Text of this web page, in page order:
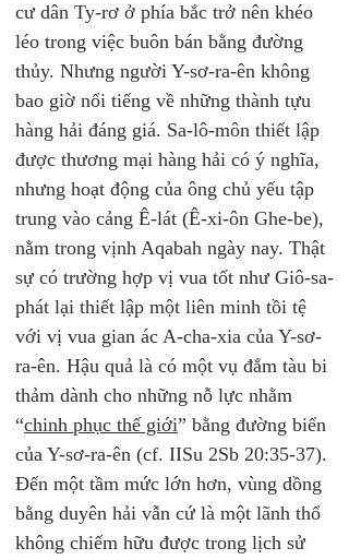
cư dân Ty-rơ ở phía bắc trở nên khéo
léo trong việc buôn bán bằng đường
thủy. Nhưng người Y-sơ-ra-ên không
bao giờ nổi tiếng về những thành tựu
hàng hải đáng giá. Sa-lô-môn thiết lập
được thương mại hàng hải có ý nghĩa,
nhưng hoạt động của ông chủ yếu tập
trung vào cảng Ê-lát (Ê-xi-ôn Ghe-be),
nằm trong vịnh Aqabah ngày nay. Thật
sự có trường hợp vị vua tốt như Giô-sa-
phát lại thiết lập một liên minh tồi tệ
với vị vua gian ác A-cha-xia của Y-sơ-
ra-ên. Hậu quả là có một vụ đắm tàu bi
thảm dành cho những nỗ lực nhằm
“chinh phục thế giới” bằng đường biển
của Y-sơ-ra-ên (cf. IISu 2Sb 20:35-37).
Đến một tầm mức lớn hơn, vùng dồng
bằng duyên hải vẫn cứ là một lãnh thổ
không chiếm hữu được trong lịch sử